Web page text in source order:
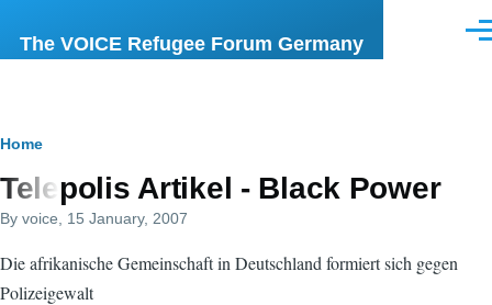
The VOICE Refugee Forum Germany
Breadcrumb
Home
Telepolis Artikel - Black Power
By voice , 15 January, 2007
Die afrikanische Gemeinschaft in Deutschland formiert sich gegen
Polizeigewalt